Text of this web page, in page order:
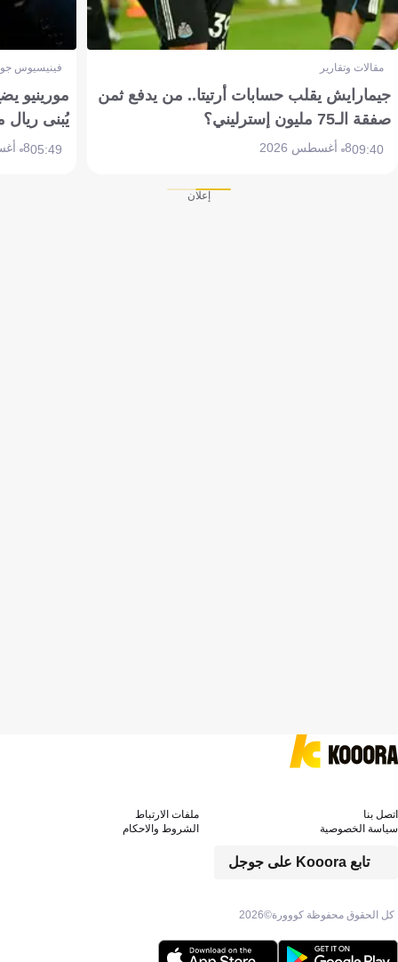
مقالات وتقارير
جيمارايش يقلب حسابات أرتيتا.. من يدفع ثمن
صفقة الـ75 مليون إسترليني؟
09:408 أغسطس 2026
فينيسيوس
مورينيو
يُبنى ريال
05:498 أغسطس 2026
إعلان
كل الحقوق محفوظة كووورة©2026
تابع Kooora على جوجل
اتصل بنا
ملفات الارتباط
سياسة الخصوصية
الشروط والاحكام